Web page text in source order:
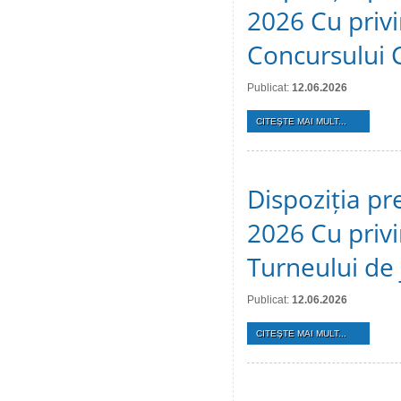
2026 Cu
Concursului
Publicat: 12.06.2026
CITEŞTE MAI MULT...
Dispoziția
2026 Cu
Turneului de
Publicat: 12.06.2026
CITEŞTE MAI MULT...